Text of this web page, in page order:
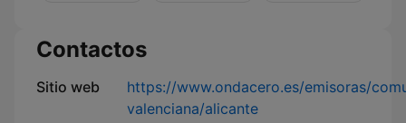
Contactos
Sitio web
https://www.ondacero.es/emisoras/
valenciana/alicante